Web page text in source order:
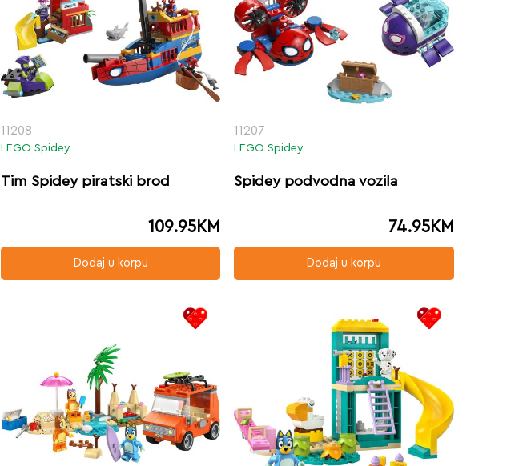
11208
LEGO Spidey
Tim Spidey piratski brod
109.95KM
Dodaj u korpu
11207
LEGO Spidey
Spidey podvodna vozila
74.95KM
Dodaj u korpu